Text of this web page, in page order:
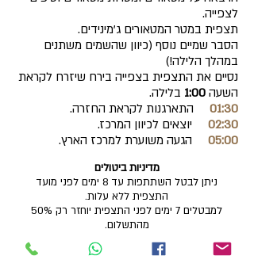
לצפייה.
תצפית במטר המטאורים ג'מינידים.
הסבר שמיים נוסף (כיוון שהשמים משתנים
במהלך הלילה!)
נסיים את התצפית בצפייה בירח שיזרח לקראת
השעה 1:00 בלילה.
01:30
התארגנות לקראת החזרה.
02:30 יוצאים לכיוון המרכז.
05:00 הגעה משוערת למרכז הארץ.
מדיניות ביטולים
ניתן לבטל השתתפות עד 8 ימים לפני מועד
התצפית ללא עלות.
למבטלים 7 ימים לפני התצפית יוחזר רק 50%
מהתשלום.
למבטלים יומיים לפני התצפית ופחות התשלום